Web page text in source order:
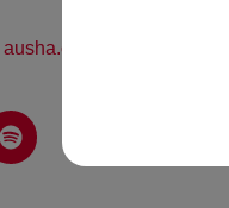
ausha.co/politique-de-